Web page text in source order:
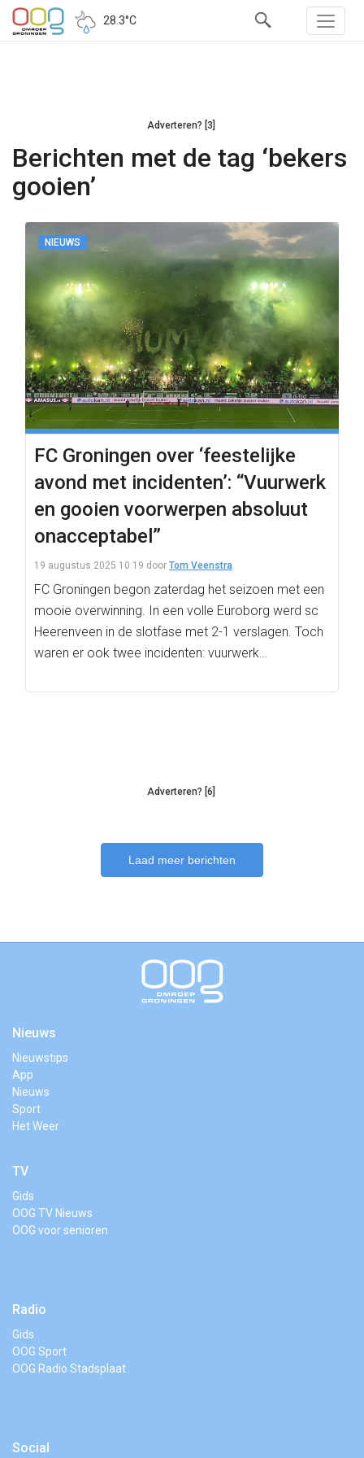
28.3°C
Adverteren? [3]
Berichten met de tag ‘bekers
gooien’
NIEUWS
FC Groningen over ‘feestelijke
avond met incidenten’: “Vuurwerk
en gooien voorwerpen absoluut
onacceptabel”
19 augustus 2025 10:19 door Tom Veenstra
FC Groningen begon zaterdag het seizoen met een
mooie overwinning. In een volle Euroborg werd sc
Heerenveen in de slotfase met 2-1 verslagen. Toch
waren er ook twee incidenten: vuurwerk…
Adverteren? [6]
Laad meer berichten
Nieuws
Nieuwstips
App
Nieuws
Sport
Het Weer
TV
Gids
OOG TV Nieuws
OOG voor senioren
Radio
Gids
OOG Sport
OOG Radio Stadsplaat
Social